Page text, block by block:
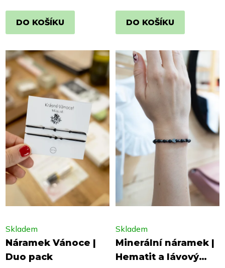
DO KOŠÍKU DO KOŠÍKU
Náramek Vánoce |
Duo pack
Skladem
Minerální náramek |
Hematit a lávový
Skladem